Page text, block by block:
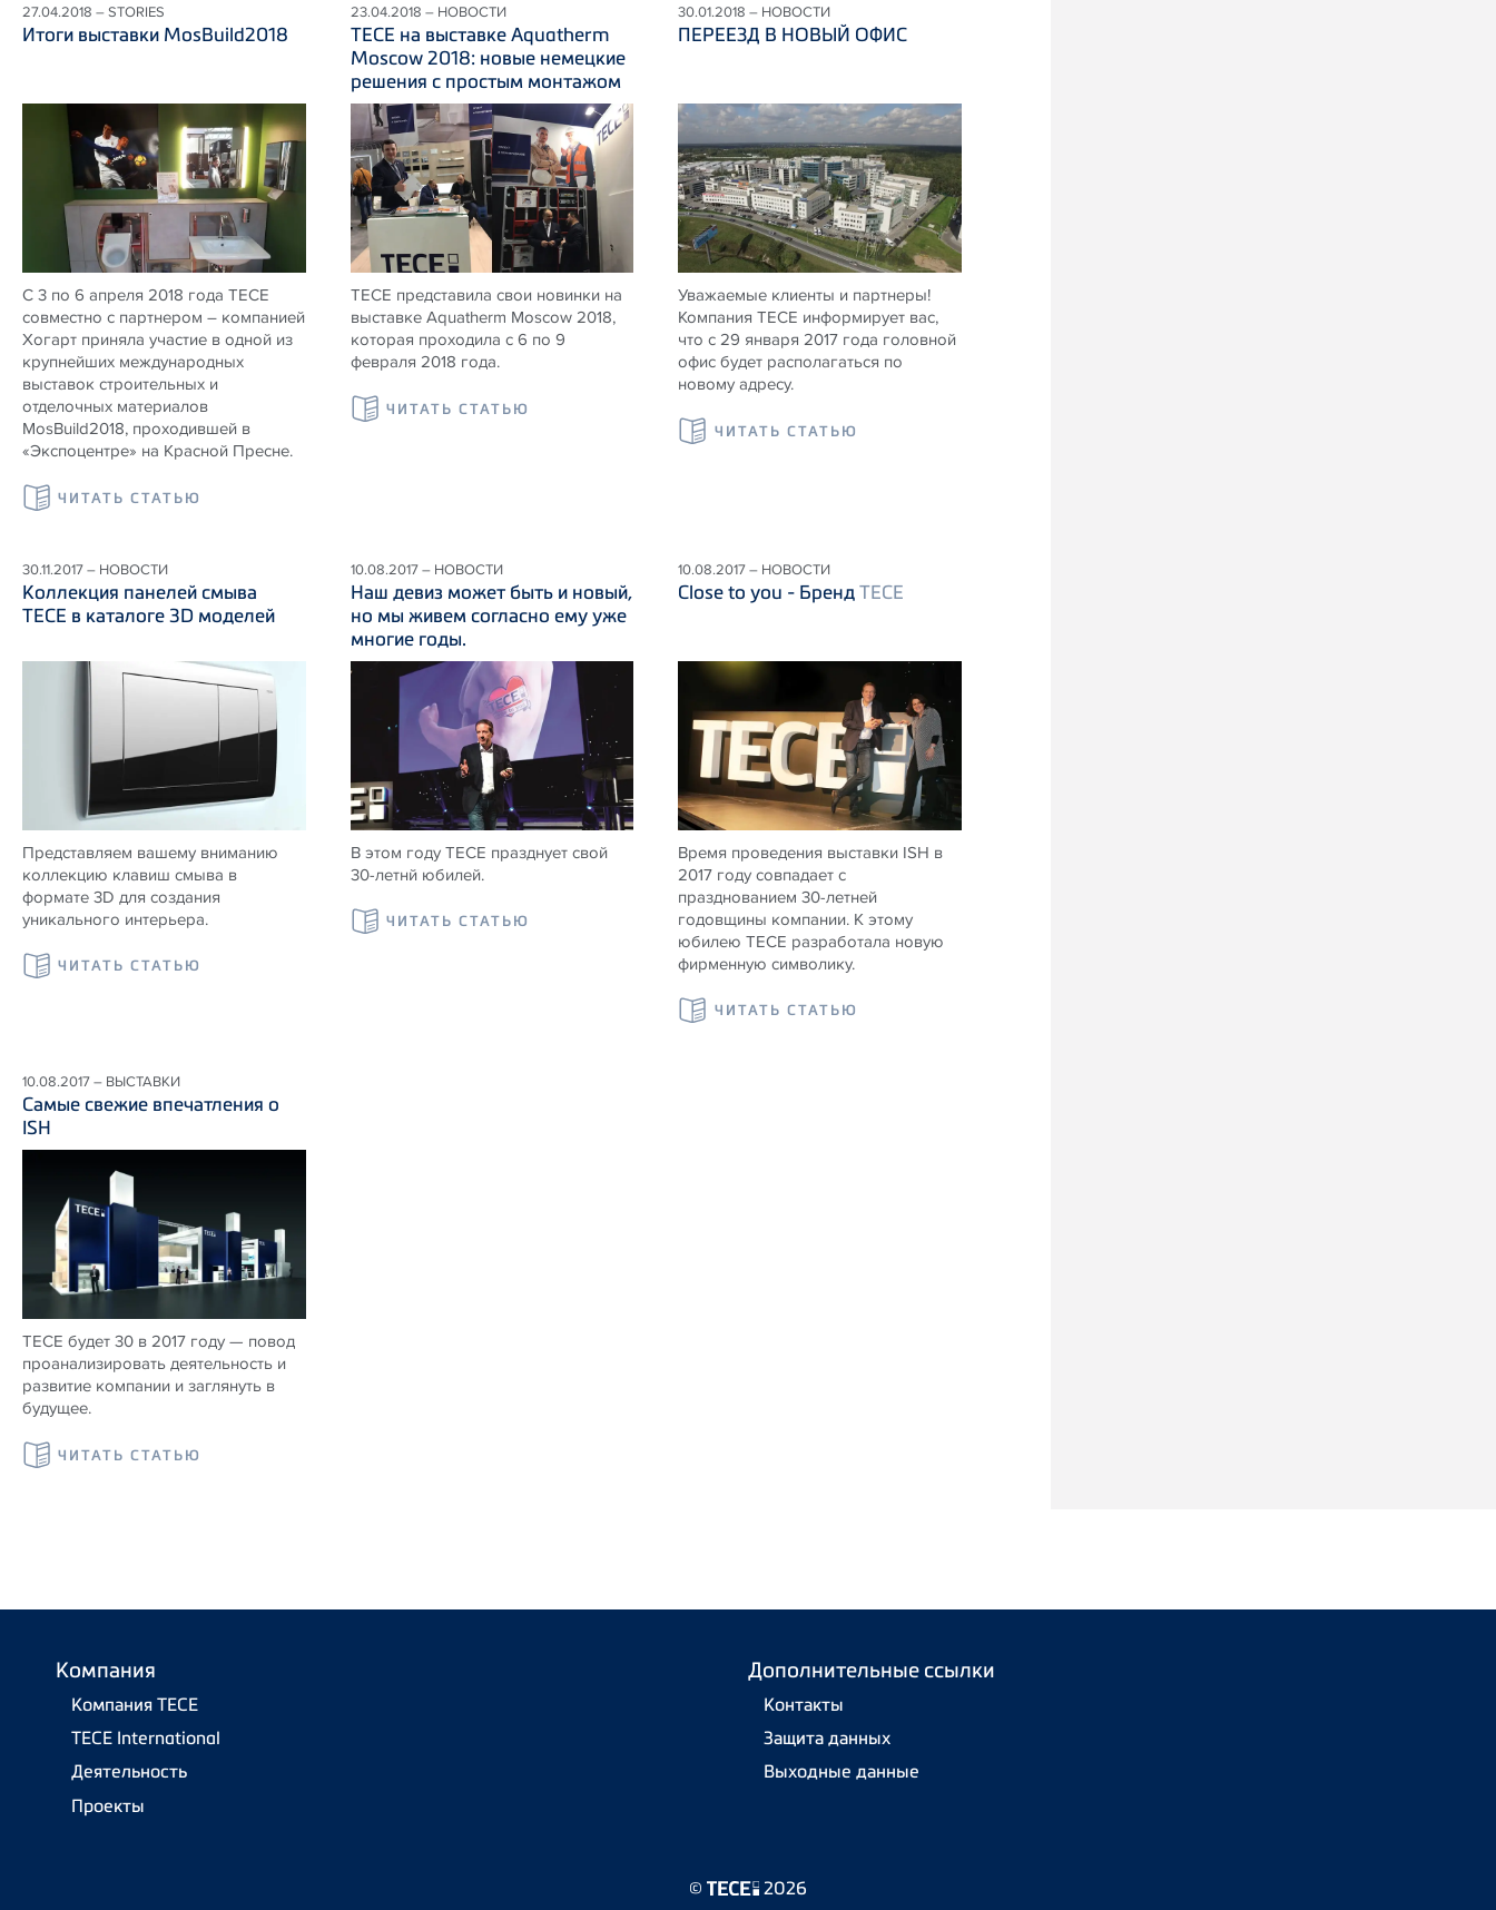
27.04.2018 – STORIES
Итоги выставки MosBuild2018
С 3 по 6 апреля 2018 года ТЕСЕ
совместно с партнером – компанией
Хогарт приняла участие в одной из
крупнейших международных
выставок строительных и
отделочных материалов
MosBuild2018, проходившей в
«Экспоцентре» на Красной Пресне.
ЧИТАТЬ СТАТЬЮ
23.04.2018 – НОВОСТИ
ТЕСЕ на выставке Aquatherm
Moscow 2018: новые немецкие
решения с простым монтажом
ТЕСЕ представила свои новинки на
выставке Aquatherm Moscow 2018,
которая проходила с 6 по 9
февраля 2018 года.
ЧИТАТЬ СТАТЬЮ
30.01.2018 – НОВОСТИ
ПЕРЕЕЗД В НОВЫЙ ОФИС
Уважаемые клиенты и партнеры!
Компания TECE информирует вас,
что с 29 января 2017 года головной
офис будет располагаться по
новому адресу.
ЧИТАТЬ СТАТЬЮ
30.11.2017 – НОВОСТИ
Коллекция панелей смыва
ТЕСЕ в каталоге 3D моделей
Представляем вашему вниманию
коллекцию клавиш смыва в
формате 3D для создания
уникального интерьера.
ЧИТАТЬ СТАТЬЮ
10.08.2017 – НОВОСТИ
Наш девиз может быть и новый,
но мы живем согласно ему уже
многие годы.
В этом году ТЕСЕ празднует свой
30-летнй юбилей.
ЧИТАТЬ СТАТЬЮ
10.08.2017 – НОВОСТИ
Close to you - БрендTECE
Время проведения выставки ISH в
2017 году совпадает с
празднованием 30-летней
годовщины компании. К этому
юбилею TECE разработала новую
фирменную символику.
ЧИТАТЬ СТАТЬЮ
10.08.2017 – ВЫСТАВКИ
Самые свежие впечатления о
ISH
TECE будет 30 в 2017 году — повод
проанализировать деятельность и
развитие компании и заглянуть в
будущее.
ЧИТАТЬ СТАТЬЮ
Компания
Компания TECE
TECE International
Деятельность
Проекты
Дополнительные ссылки
Контакты
Защита данных
Выходные данные
© 2026